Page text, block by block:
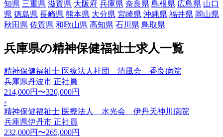
知県 三重県 滋賀県 大阪府 兵庫県 奈良県 島根県 広島県 山口
県 徳島県 長崎県 熊本県 大分県 宮崎県 沖縄県 福井県 岡山県
秋田県 佐賀県 和歌山県 高知県 石川県 鳥取県
兵庫県の精神保健福祉士求人一覧
精神保健福祉士 医療法人社団 清風会 香良病院
兵庫県丹波市 正社員
214,000円〜320,000円
›
精神保健福祉士 医療法人 水光会 伊丹天神川病院
兵庫県伊丹市 正社員
232,000円〜265,000円